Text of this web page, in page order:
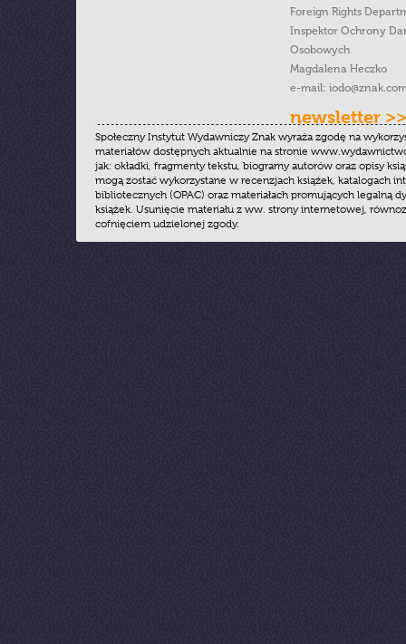
Foreign Rights
Inspektor Ochrony
Osobowych
Magdalena Heczko
e-mail:
newsletter >>
Społeczny Instytut Wydawniczy Znak wyraża zgodę na
materiałów dostępnych aktualnie na stronie
jak: okładki, fragmenty tekstu, biogramy autorów oraz opisy
mogą zostać wykorzystane w recenzjach książek, katalogach
bibliotecznych (OPAC) oraz materiałach promujących legalną
książek. Usunięcie materiału z ww. strony internetowej,
cofnięciem udzielonej zgody.